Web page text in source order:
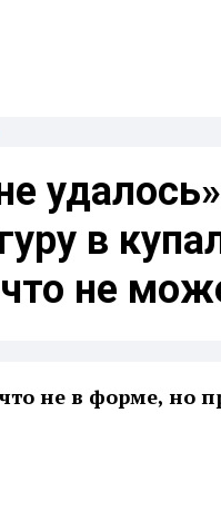
в
не
не в форме, но